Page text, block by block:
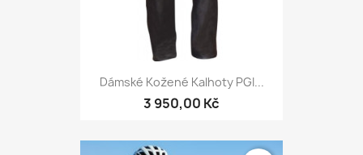
Dámské Kožené Kalhoty PGI...
3 950,00 Kč